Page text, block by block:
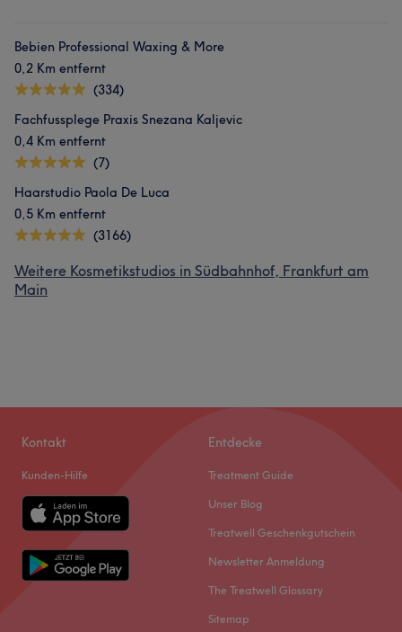
Bebien Professional Waxing & More
0,2 Km entfernt
(334)
Fachfussplege Praxis Snezana Kaljevic
0,4 Km entfernt
(7)
Haarstudio Paola De Luca
0,5 Km entfernt
(3166)
Weitere Kosmetikstudios in Südbahnhof, Frankfurt am
Main
Kontakt
Kunden-Hilfe
Entdecke
Treatment Guide
Unser Blog
Treatwell Geschenkgutschein
Newsletter Anmeldung
The Treatwell Glossary
Sitemap